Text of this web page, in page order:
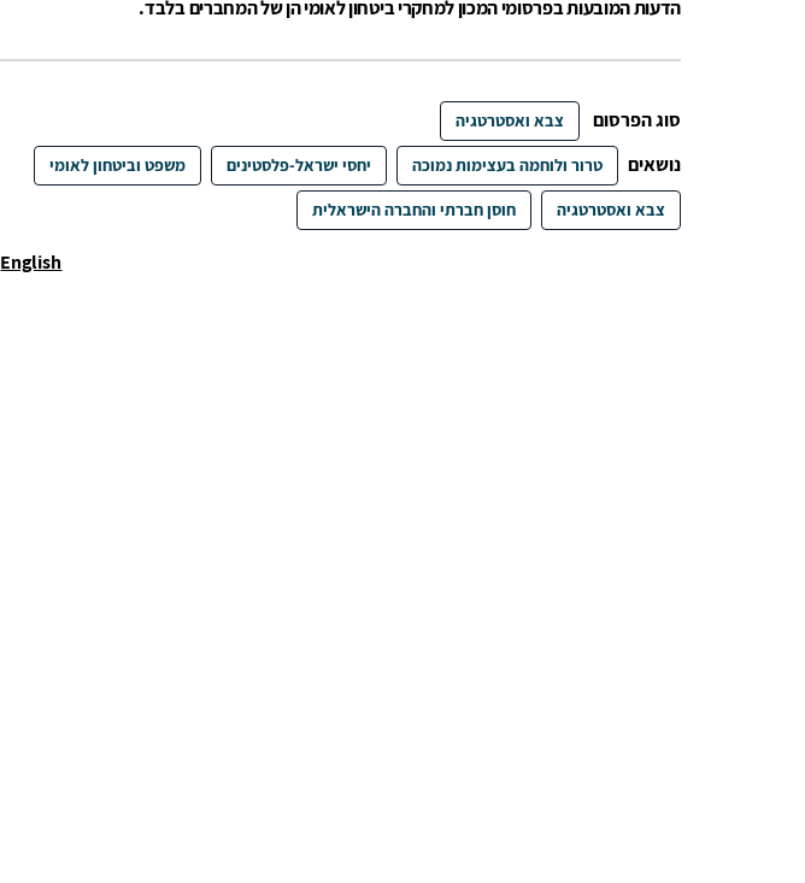
הדעות המובעות בפרסומי המכון למחקרי ביטחון לאומי הן של המחברים בלבד.
סוג הפרסום צבא ואסטרטגיה
נושאים טרור ולוחמה בעצימות נמוכה יחסי ישראל-פלסטינים משפט וביטחון לאומי
צבא ואסטרטגיה חוסן חברתי והחברה הישראלית
English